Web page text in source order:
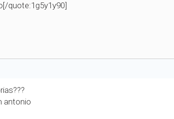
quote:1g5y1y90]
antonio